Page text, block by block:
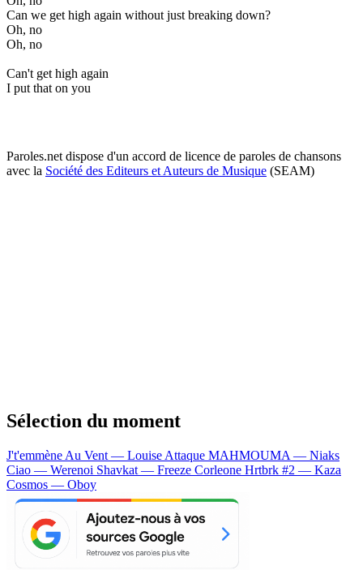
Can we get high again without just breaking down?
Oh, no
Oh, no
Can't get high again
I put that on you
Paroles.net dispose d'un accord de licence de paroles de chansons
avec la Société des Editeurs et Auteurs de Musique (SEAM)
Sélection du moment
J't'emmène Au Vent — Louise Attaque MAHMOUMA — Niaks
Ciao — Werenoi Shavkat — Freeze Corleone Hrtbrk #2 — Kaza
Cosmos — Oboy